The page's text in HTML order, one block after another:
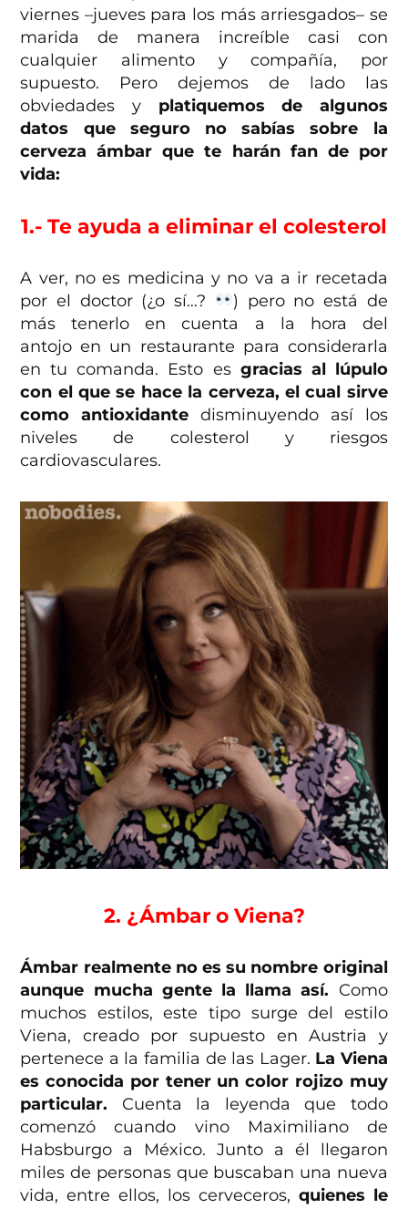
viernes –jueves para los más arriesgados– se
marida de manera increíble casi con
cualquier alimento y compañía, por
supuesto. Pero dejemos de lado las
obviedades y platiquemos de algunos
datos que seguro no sabías sobre la
cerveza ámbar que te harán fan de por
vida:
1.- Te ayuda a eliminar el colesterol
A ver, no es medicina y no va a ir recetada
por el doctor (¿o sí…?
) pero no está de
más tenerlo en cuenta a la hora del
antojo en un restaurante para considerarla
en tu comanda. Esto es gracias al lúpulo
con el que se hace la cerveza, el cual sirve
como antioxidante disminuyendo así los
niveles de colesterol y riesgos
cardiovasculares.
2. ¿Ámbar o Viena?
Ámbar realmente no es su nombre original
aunque mucha gente la llama así. Como
muchos estilos, este tipo surge del estilo
Viena, creado por supuesto en Austria y
pertenece a la familia de las Lager. La Viena
es conocida por tener un color rojizo muy
particular. Cuenta la leyenda que todo
comenzó cuando vino Maximiliano de
Habsburgo a México. Junto a él llegaron
miles de personas que buscaban una nueva
vida, entre ellos, los cerveceros, quienes le